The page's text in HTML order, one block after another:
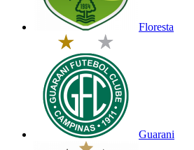
Floresta
Guarani